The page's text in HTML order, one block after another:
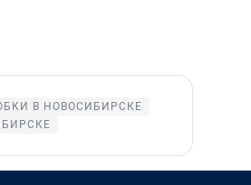
В НОВОСИБИРСКЕ